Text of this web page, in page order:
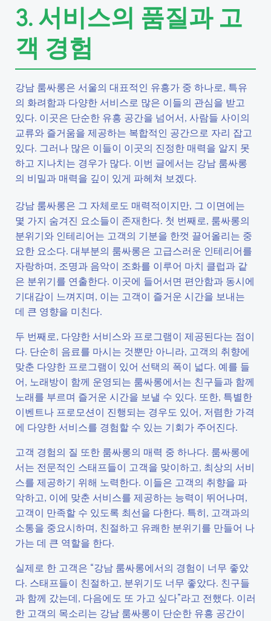
3. 서비스의 품질과 고
객 경험
강남 룸싸롱은 서울의 대표적인 유흥가 중 하나로, 특유
의 화려함과 다양한 서비스로 많은 이들의 관심을 받고
있다. 이곳은 단순한 유흥 공간을 넘어서, 사람들 사이의
교류와 즐거움을 제공하는 복합적인 공간으로 자리 잡고
있다. 그러나 많은 이들이 이곳의 진정한 매력을 알지 못
하고 지나치는 경우가 많다. 이번 글에서는 강남 룸싸롱
의 비밀과 매력을 깊이 있게 파헤쳐 보겠다.
강남 룸싸롱은 그 자체로도 매력적이지만, 그 이면에는
몇 가지 숨겨진 요소들이 존재한다. 첫 번째로, 룸싸롱의
분위기와 인테리어는 고객의 기분을 한껏 끌어올리는 중
요한 요소다. 대부분의 룸싸롱은 고급스러운 인테리어를
자랑하며, 조명과 음악이 조화를 이루어 마치 클럽과 같
은 분위기를 연출한다. 이곳에 들어서면 편안함과 동시에
기대감이 느껴지며, 이는 고객이 즐거운 시간을 보내는
데 큰 영향을 미친다.
두 번째로, 다양한 서비스와 프로그램이 제공된다는 점이
다. 단순히 음료를 마시는 것뿐만 아니라, 고객의 취향에
맞춘 다양한 프로그램이 있어 선택의 폭이 넓다. 예를 들
어, 노래방이 함께 운영되는 룸싸롱에서는 친구들과 함께
노래를 부르며 즐거운 시간을 보낼 수 있다. 또한, 특별한
이벤트나 프로모션이 진행되는 경우도 있어, 저렴한 가격
에 다양한 서비스를 경험할 수 있는 기회가 주어진다.
고객 경험의 질 또한 룸싸롱의 매력 중 하나다. 룸싸롱에
서는 전문적인 스태프들이 고객을 맞이하고, 최상의 서비
스를 제공하기 위해 노력한다. 이들은 고객의 취향을 파
악하고, 이에 맞춘 서비스를 제공하는 능력이 뛰어나며,
고객이 만족할 수 있도록 최선을 다한다. 특히, 고객과의
소통을 중요시하며, 친절하고 유쾌한 분위기를 만들어 나
가는 데 큰 역할을 한다.
실제로 한 고객은 “강남 룸싸롱에서의 경험이 너무 좋았
다. 스태프들이 친절하고, 분위기도 너무 좋았다. 친구들
과 함께 갔는데, 다음에도 또 가고 싶다”라고 전했다. 이러
한 고객의 목소리는 강남 룸싸롱이 단순한 유흥 공간이